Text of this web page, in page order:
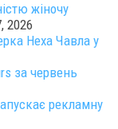
жіночу
2026
Неха Чавла у
за червень
рекламну